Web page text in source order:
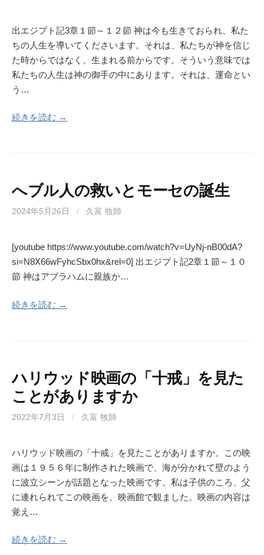
出エジプト記3章１節～１２節 神は今も生きておられ、私た
ちの人生を導いてくださいます。それは、私たちが神を信じ
た時からではなく、生まれる前からです。そういう意味では
私たちの人生は神の御手の中にあります。それは、運命とい
う…
続きを読む →
へブル人の救いとモーセの誕生
2024年5月26日 / 久富 牧師
[youtube https://www.youtube.com/watch?v=UyNj-nB00dA?
si=N8X66wFyhcSbx0hx&rel=0] 出エジプト記2章１節～１０
節 神はアブラハムに親族か…
続きを読む →
ハリウッド映画の「十戒」を見た
ことがありますか
2022年7月3日 / 久富 牧師
ハリウッド映画の「十戒」を見たことがありますか。この映
画は１９５６年に制作された映画で、海が分かれて壁のよう
に波立シーンが話題となった映画です。私は子供のころ、父
に連れられてこの映画を、映画館で観ました。映画の内容は
覚え…
続きを読む →